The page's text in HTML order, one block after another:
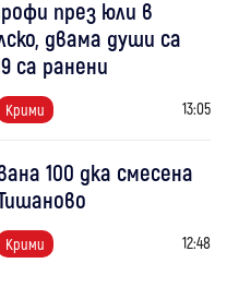
през юли в
двама души са
са ранени
Крими 13:05
100 дка смесена
Крими 12:48